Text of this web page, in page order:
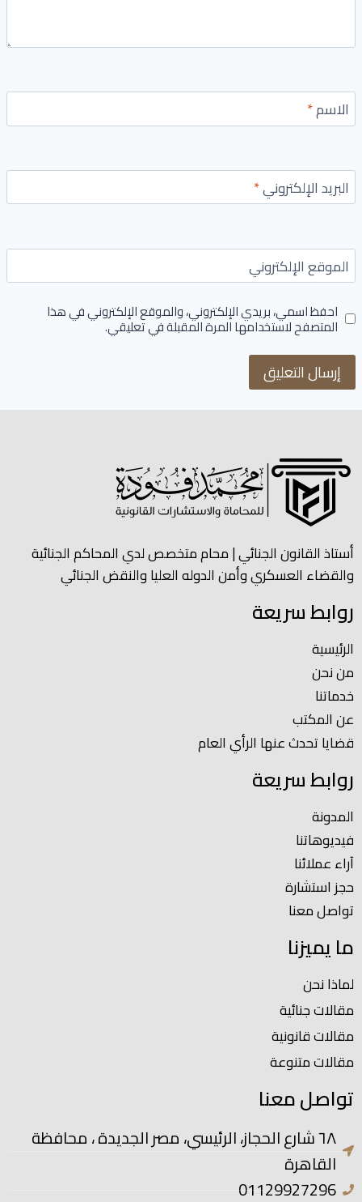
الاسم*
البريد الإلكتروني*
الموقع الإلكتروني
احفظ اسمي، بريدي الإلكتروني، والموقع الإلكتروني في هذا
المتصفح لاستخدامها المرة المقبلة في تعليقي.
أستاذ القانون الجنائي | محام متخصص لدي المحاكم الجنائية
والقضاء العسكري وأمن الدوله العليا والنقض الجنائي
روابط سريعة
الرئيسية
من نحن
خدماتنا
عن المكتب
قضايا تحدث عنها الرأي العام
روابط سريعة
المدونة
فيديوهاتنا
آراء عملائنا
حجز استشارة
تواصل معنا
ما يميزنا
لماذا نحن
مقالات جنائية
مقالات قانونية
مقالات متنوعة
تواصل معنا
٦٨ شارع الحجاز، الرئيسي، مصر الجديدة ، محافظة
القاهرة
01129927296